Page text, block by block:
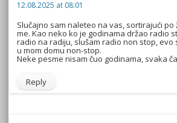
12.08.2025 at 08:01
Slučajno sam naleteo na vas, sortirajući po
me. Kao neko ko je godinama držao radio
radio na radiju, slušam radio non stop, evo
u mom domu non-stop.
Neke pesme nisam čuo godinama, svaka
Reply